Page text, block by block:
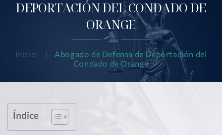
DEPORTACIÓN DEL CONDADO DE
ORANGE
Inicio | Abogado de Defensa de Deportación del
Condado de Orange
Índice